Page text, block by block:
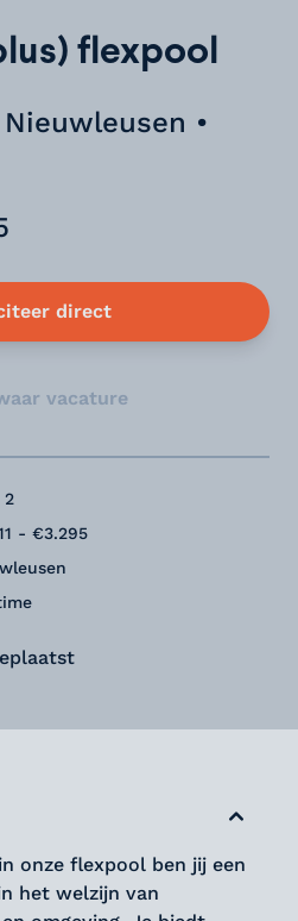
flexpool
•
direct
vacature
2
- €3.295
onze flexpool ben jij een
het welzijn van